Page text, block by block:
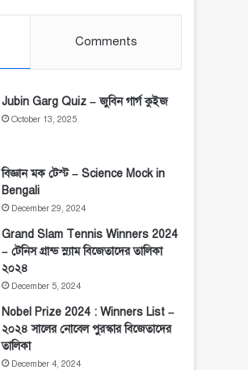
Comments
Jubin Garg Quiz – জুবিন গার্গ কুইজ
October 13, 2025
বিজ্ঞান মক টেস্ট – Science Mock in
Bengali
December 29, 2024
Grand Slam Tennis Winners 2024
– টেনিস গ্রান্ড স্ল্যাম বিজেতাদের তালিকা
২০২৪
December 5, 2024
Nobel Prize 2024 : Winners List –
২০২৪ সালের নোবেল পুরস্কার বিজেতাদের
তালিকা
December 4, 2024